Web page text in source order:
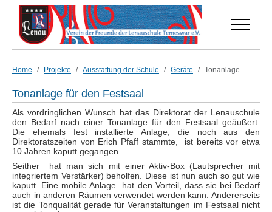
Off-
Home Projekte Ausstattung der Schule Geräte Tonanlage
Tonanlage für den Festsaal
Als vordringlichen Wunsch hat das Direktorat der Lenauschule
den Bedarf nach einer Tonanlage für den Festsaal geäußert.
Die ehemals fest installierte Anlage, die noch aus den
Direktoratszeiten von Erich Pfaff stammte, ist bereits vor etwa
10 Jahren kaputt gegangen.
Seither hat man sich mit einer Aktiv-Box (Lautsprecher mit
integriertem Verstärker) beholfen. Diese ist nun auch so gut wie
kaputt. Eine mobile Anlage hat den Vorteil, dass sie bei Bedarf
auch in anderen Räumen verwendet werden kann. Andererseits
ist die Tonqualität gerade für Veranstaltungen im Festsaal nicht